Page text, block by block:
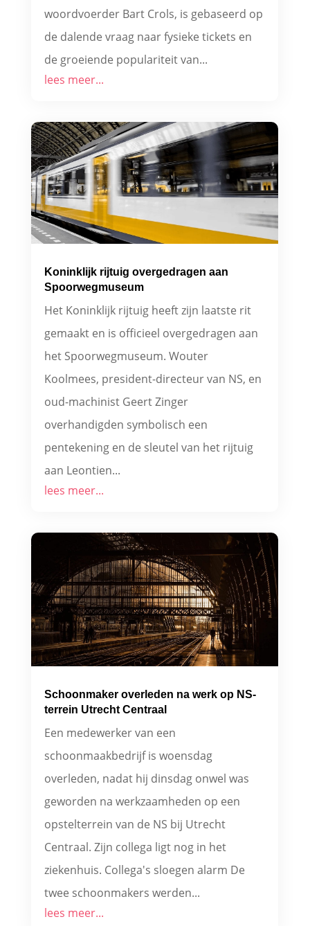
woordvoerder Bart Crols, is gebaseerd op
de dalende vraag naar fysieke tickets en
de groeiende populariteit van...
lees meer...
Koninklijk rijtuig overgedragen aan
Spoorwegmuseum
Het Koninklijk rijtuig heeft zijn laatste rit
gemaakt en is officieel overgedragen aan
het Spoorwegmuseum. Wouter
Koolmees, president-directeur van NS, en
oud-machinist Geert Zinger
overhandigden symbolisch een
pentekening en de sleutel van het rijtuig
aan Leontien...
lees meer...
Schoonmaker overleden na werk op NS-
terrein Utrecht Centraal
Een medewerker van een
schoonmaakbedrijf is woensdag
overleden, nadat hij dinsdag onwel was
geworden na werkzaamheden op een
opstelterrein van de NS bij Utrecht
Centraal. Zijn collega ligt nog in het
ziekenhuis. Collega's sloegen alarm De
twee schoonmakers werden...
lees meer...